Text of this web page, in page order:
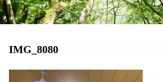
IMG_8080